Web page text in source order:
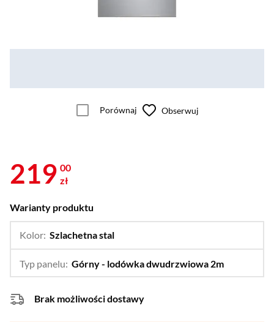
Porównaj Obserwuj
219 00
zł
Warianty produktu
Kolor: Szlachetna stal
… Alabastrowa biel,
Satynowy błękit
Typ panelu: Górny - lodówka dwudrzwiowa 2m
Brak możliwości dostawy